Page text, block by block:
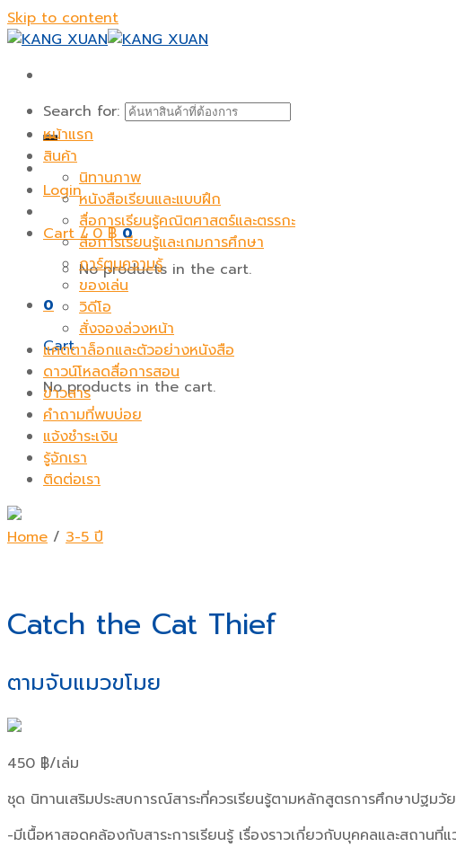
Skip to content
Search for:
Login
Cart /0฿ 0
No products in the cart.
0
Cart
No products in the cart.
หน้าแรก
สินค้า
นิทานภาพ
หนังสือเรียนและแบบฝึก
สื่อการเรียนรู้คณิตศาสตร์และตรรกะ
สื่อการเรียนรู้และเกมการศึกษา
การ์ตูนความรู้
ของเล่น
วิดีโอ
สั่งจองล่วงหน้า
แคตตาล็อกและตัวอย่างหนังสือ
ดาวน์โหลดสื่อการสอน
ข่าวสาร
คำถามที่พบบ่อย
แจ้งชำระเงิน
รู้จักเรา
ติดต่อเรา
Home / 3-5 ปี
Catch the Cat Thief
ตามจับแมวขโมย
450 ฿/เล่ม
ชุด นิทานเสริมประสบการณ์สาระที่ควรเรียนรู้ตามหลักสูตรการศึกษาปฐม
-มีเนื้อหาสอดคล้องกับสาระการเรียนรู้ เรื่องราวเกี่ยวกับบุคคลและสถานที่